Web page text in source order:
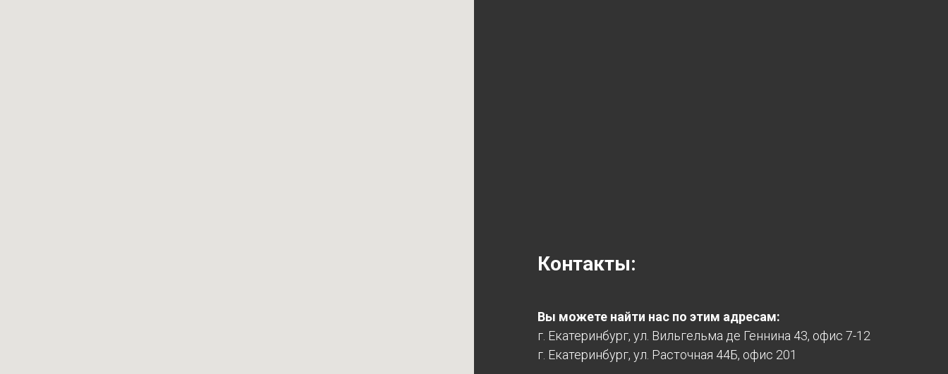
Контакты:
Вы можете найти нас по этим адресам:
г. Екатеринбург, ул. Вильгельма де Геннина 43, офис 7-12
г. Екатеринбург, ул. Расточная 44Б, офис 201